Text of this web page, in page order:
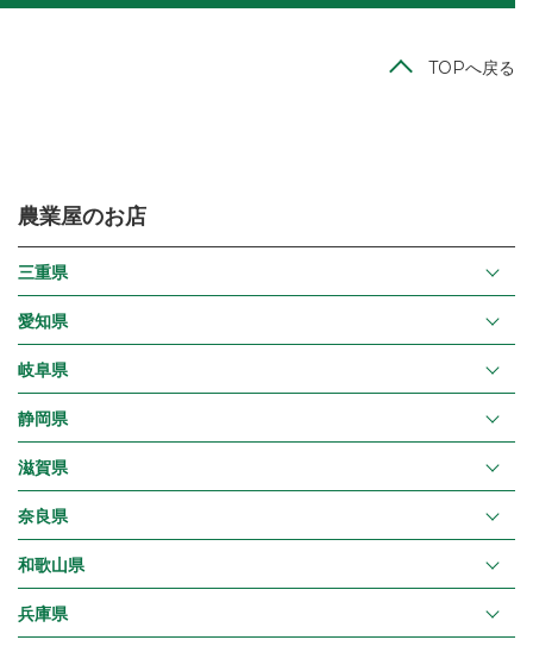
TOPへ戻る
農業屋のお店
三重県
愛知県
岐阜県
静岡県
滋賀県
奈良県
和歌山県
兵庫県